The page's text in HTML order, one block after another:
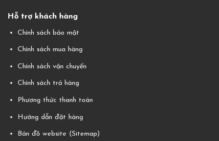
Hỗ trợ khách hàng
Chính sách bảo mật
Chính sách mua hàng
Chính sách vận chuyển
Chính sách trả hàng
Phương thức thanh toán
Hướng dẫn đặt hàng
Bản đồ website (Sitemap)